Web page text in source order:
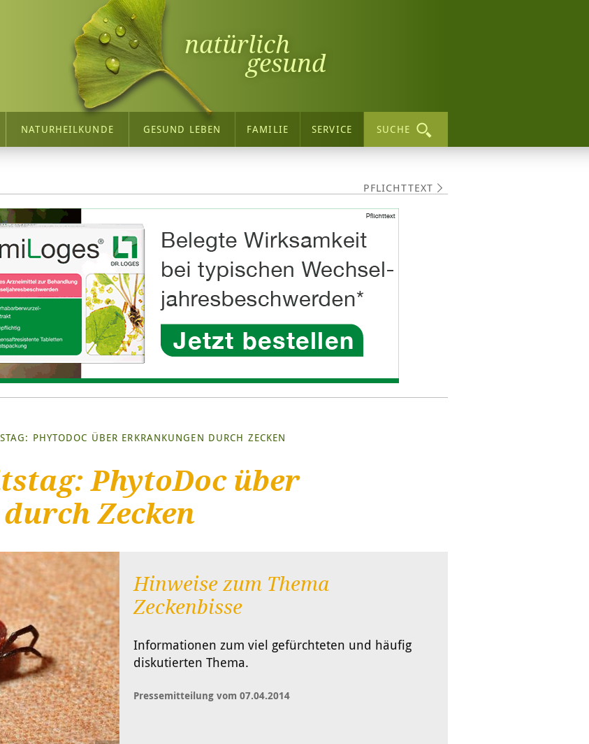
natürlich
gesund
NATURHEILKUNDE GESUND LEBEN FAMILIE SERVICE SUCHE
PFLICHTTEXT
PHYTODOC ÜBER ERKRANKUNGEN DURCH ZECKEN
PhytoDoc über
Zecken
Hinweise zum Thema
Zeckenbisse
Informationen zum viel gefürchteten und häufig
diskutierten Thema.
Pressemitteilung vom 07.04.2014